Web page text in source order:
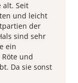
alt. Seit
und leicht
der
sind sehr
ein
und
Da sie sonst